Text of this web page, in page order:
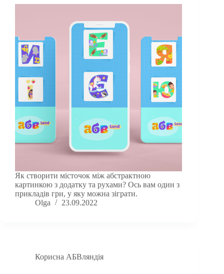
Як створити місточок між абстрактною
картинкою з додатку та рухами? Ось вам один з
прикладів гри, у яку можна зіграти.
Olga
23.09.2022
Корисна АБВляндія